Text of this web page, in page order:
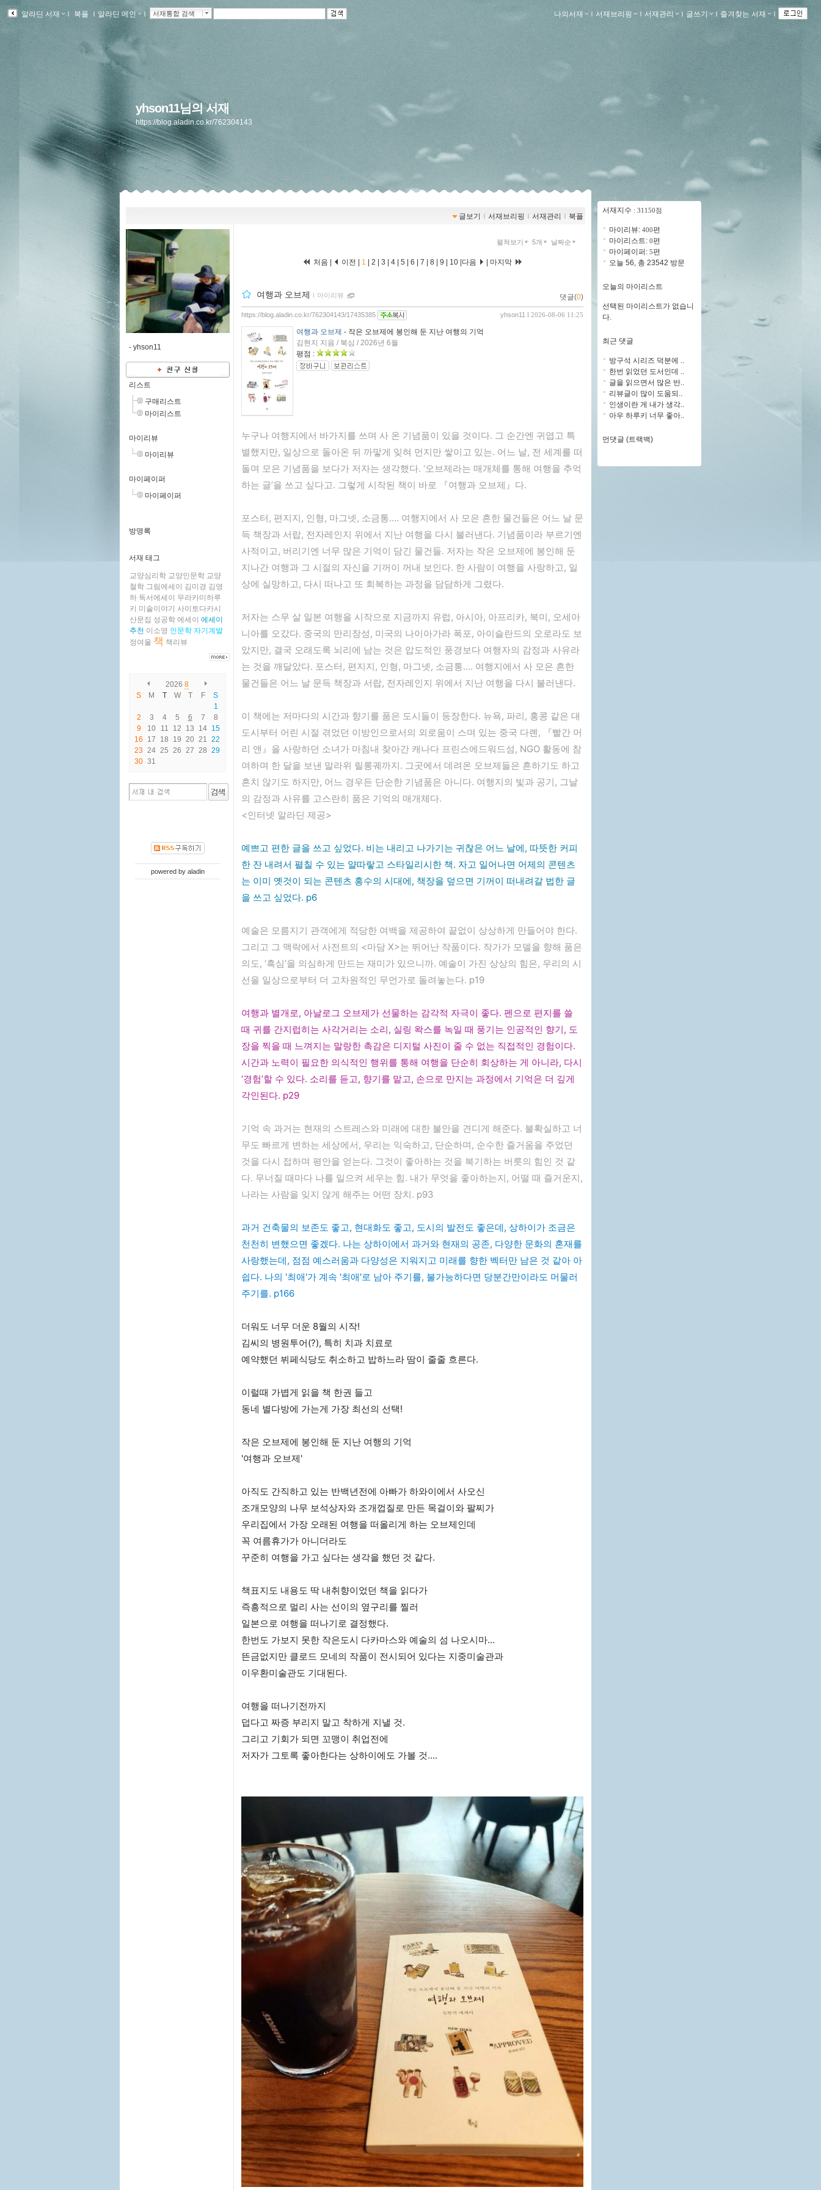
알라딘 서재 ｌ 북플 ｌ 알라딘 메인 ｌ 서재통합 검색 나의서재 ｌ 서재브리핑 ｌ 서재관리 ｌ 글쓰기 ｌ 즐겨찾는 서재 ｌ
yhson11님의 서재
https://blog.aladin.co.kr/762304143
글보기 ｌ 서재브리핑 ｌ 서재관리 ｌ 북플
- yhson11
리스트
구매리스트
마이리스트
마이리뷰
마이리뷰
마이페이퍼
마이페이퍼
방명록
서재 태그
교양심리학 교양인문학 교양
철학 그림에세이 김미경 김영
하 독서에세이
무라카미하루
키
미술이야기
사이토다카시
산문집 성공학 에세이 에세이
추천 이소영 인문학 자기계발
정여울 책 책리뷰
2026 8
S
M T W T F
S
1
2
3 4 5 6 7
8
9
10 11 12 13 14 15
16
17 18 19 20 21 22
23 24 25 26 27 28 29
30 31
powered by aladin
펼쳐보기 5개 날짜순
처음 | 이전 | 1 2 3 4 5 6 7 8 9 10 다음 마지막
여행과 오브제 ｌ 마이리뷰 댓글(0)
yhson11 l 2026-08-06 11:25
https://blog.aladin.co.kr/762304143/17435385
여행과 오브제 - 작은 오브제에 봉인해 둔 지난 여행의 기억
김현지 지음 / 북심 / 2026년 6월
평점 :
누구나 여행지에서 바가지를 쓰며 사 온 기념품이 있을 것이다. 그 순간엔 귀엽고 특
별했지만, 일상으로 돌아온 뒤 까맣게 잊혀 먼지만 쌓이고 있는. 어느 날, 전 세계를 떠
돌며 모은 기념품을 보다가 저자는 생각했다. ‘오브제라는 매개체를 통해 여행을 추억
하는 글’을 쓰고 싶다고. 그렇게 시작된 책이 바로 『여행과 오브제』다.
포스터, 편지지, 인형, 마그넷, 소금통…. 여행지에서 사 모은 흔한 물건들은 어느 날 문
득 책장과 서랍, 전자레인지 위에서 지난 여행을 다시 불러낸다. 기념품이라 부르기엔
사적이고, 버리기엔 너무 많은 기억이 담긴 물건들. 저자는 작은 오브제에 봉인해 둔
지나간 여행과 그 시절의 자신을 기꺼이 꺼내 보인다. 한 사람이 여행을 사랑하고, 일
상에 실망하고, 다시 떠나고 또 회복하는 과정을 담담하게 그렸다.
저자는 스무 살 일본 여행을 시작으로 지금까지 유럽, 아시아, 아프리카, 북미, 오세아
니아를 오갔다. 중국의 만리장성, 미국의 나이아가라 폭포, 아이슬란드의 오로라도 보
았지만, 결국 오래도록 뇌리에 남는 것은 압도적인 풍경보다 여행자의 감정과 사유라
는 것을 깨달았다. 포스터, 편지지, 인형, 마그넷, 소금통…. 여행지에서 사 모은 흔한
물건들은 어느 날 문득 책장과 서랍, 전자레인지 위에서 지난 여행을 다시 불러낸다.
이 책에는 저마다의 시간과 향기를 품은 도시들이 등장한다. 뉴욕, 파리, 홍콩 같은 대
도시부터 어린 시절 겪었던 이방인으로서의 외로움이 스며 있는 중국 다롄, 『빨간 머
리 앤』을 사랑하던 소녀가 마침내 찾아간 캐나다 프린스에드워드섬, NGO 활동에 참
여하며 한 달을 보낸 말라위 릴롱궤까지. 그곳에서 데려온 오브제들은 흔하기도 하고
흔치 않기도 하지만, 어느 경우든 단순한 기념품은 아니다. 여행지의 빛과 공기, 그날
의 감정과 사유를 고스란히 품은 기억의 매개체다.
<인터넷 알라딘 제공>
예쁘고 편한 글을 쓰고 싶었다. 비는 내리고 나가기는 귀찮은 어느 날에, 따뜻한 커피
한 잔 내려서 펼칠 수 있는 얄따랗고 스타일리시한 책. 자고 일어나면 어제의 콘텐츠
는 이미 옛것이 되는 콘텐츠 홍수의 시대에, 책장을 덮으면 기꺼이 떠내려갈 법한 글
을 쓰고 싶었다. p6
예술은 모름지기 관객에게 적당한 여백을 제공하여 끝없이 상상하게 만들어야 한다.
그리고 그 맥락에서 사전트의 <마담 X>는 뛰어난 작품이다. 작가가 모델을 향해 품은
의도, ‘흑심’을 의심하게 만드는 재미가 있으니까. 예술이 가진 상상의 힘은, 우리의 시
선을 일상으로부터 더 고차원적인 무언가로 돌려놓는다. p19
여행과 별개로, 아날로그 오브제가 선물하는 감각적 자극이 좋다. 펜으로 편지를 쓸
때 귀를 간지럽히는 사각거리는 소리, 실링 왁스를 녹일 때 풍기는 인공적인 향기, 도
장을 찍을 때 느껴지는 말랑한 촉감은 디지털 사진이 줄 수 없는 직접적인 경험이다.
시간과 노력이 필요한 의식적인 행위를 통해 여행을 단순히 회상하는 게 아니라, 다시
‘경험’할 수 있다. 소리를 듣고, 향기를 맡고, 손으로 만지는 과정에서 기억은 더 깊게
각인된다. p29
기억 속 과거는 현재의 스트레스와 미래에 대한 불안을 견디게 해준다. 불확실하고 너
무도 빠르게 변하는 세상에서, 우리는 익숙하고, 단순하며, 순수한 즐거움을 주었던
것을 다시 접하며 평안을 얻는다. 그것이 좋아하는 것을 복기하는 버릇의 힘인 것 같
다. 무너질 때마다 나를 일으켜 세우는 힘. 내가 무엇을 좋아하는지, 어떨 때 즐거운지,
나라는 사람을 잊지 않게 해주는 어떤 장치. p93
과거 건축물의 보존도 좋고, 현대화도 좋고, 도시의 발전도 좋은데, 상하이가 조금은
천천히 변했으면 좋겠다. 나는 상하이에서 과거와 현재의 공존, 다양한 문화의 혼재를
사랑했는데, 점점 예스러움과 다양성은 지워지고 미래를 향한 벡터만 남은 것 같아 아
쉽다. 나의 '최애'가 계속 '최애'로 남아 주기를, 불가능하다면 당분간만이라도 머물러
주기를. p166
더워도 너무 더운 8월의 시작!
김씨의 병원투어(?), 특히 치과 치료로
예약했던 뷔페식당도 취소하고 밥하느라 땀이 줄줄 흐른다.
이럴때 가볍게 읽을 책 한권 들고
동네 별다방에 가는게 가장 최선의 선택!
작은 오브제에 봉인해 둔 지난 여행의 기억
'여행과 오브제'
아직도 간직하고 있는 반백년전에 아빠가 하와이에서 사오신
조개모양의 나무 보석상자와 조개껍질로 만든 목걸이와 팔찌가
우리집에서 가장 오래된 여행을 떠올리게 하는 오브제인데
꼭 여름휴가가 아니더라도
꾸준히 여행을 가고 싶다는 생각을 했던 것 같다.
책표지도 내용도 딱 내취향이었던 책을 읽다가
즉흥적으로 멀리 사는 선이의 옆구리를 찔러
일본으로 여행을 떠나기로 결정했다.
한번도 가보지 못한 작은도시 다카마스와 예술의 섬 나오시마...
뜬금없지만 클로드 모네의 작품이 전시되어 있다는 지중미술관과
이우환미술관도 기대된다.
여행을 떠나기전까지
덥다고 짜증 부리지 말고 착하게 지낼 것.
그리고 기회가 되면 꼬맹이 취업전에
저자가 그토록 좋아한다는 상하이에도 가볼 것....
서재지수 : 31150점
마이리뷰: 400편
마이리스트: 0편
마이페이퍼: 5편
오늘 56, 총 23542 방문
오늘의 마이리스트
선택된 마이리스트가 없습니
다.
최근 댓글
방구석 시리즈 덕분에 ..
한번 읽었던 도서인데 ..
글을 읽으면서 많은 반..
리뷰글이 많이 도움되..
인생이란 게 내가 생각..
아우 하루키 너무 좋아..
먼댓글 (트랙백)